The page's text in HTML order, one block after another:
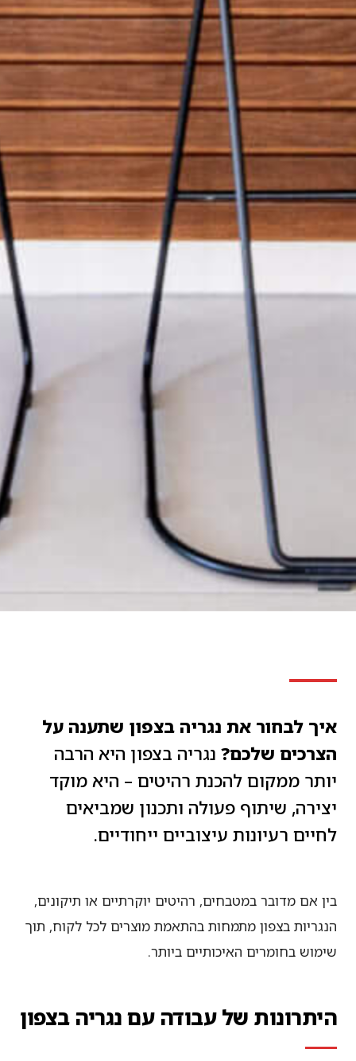
איך לבחור את נגריה בצפון שתענה על
הצרכים שלכם? נגריה בצפון היא הרבה
יותר ממקום להכנת רהיטים – היא מוקד
יצירה, שיתוף פעולה ותכנון שמביאים
לחיים רעיונות עיצוביים ייחודיים.
בין אם מדובר במטבחים, רהיטים יוקרתיים או תיקונים,
הנגריות בצפון מתמחות בהתאמת מוצרים לכל לקוח, תוך
שימוש בחומרים האיכותיים ביותר.
היתרונות של עבודה עם נגריה בצפון